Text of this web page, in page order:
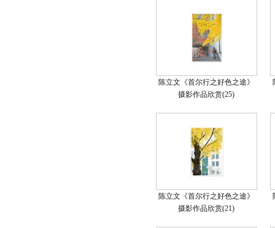
陈立文《首尔行之好色之途》
摄影作品欣赏(25)
陈立文《首尔行之好色之途》
摄影作品欣赏(21)